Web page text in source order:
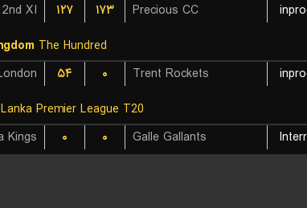
XI
۱۲۷ ۱۷۳ Precious CC
The Hundred
۵۴ ۰ Trent Rockets
Lanka Premier League T20
Kings
۰ ۰ Galle Gallants